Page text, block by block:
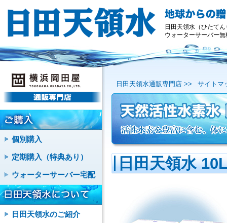
日田天領水（ひたて
ウォーターサーバー
日田天領水通販専門店 >> サイトマ
日田天領水
個別購入
定期購入（特典あり）
ウォーターサーバー宅配
日田天領水のご紹介